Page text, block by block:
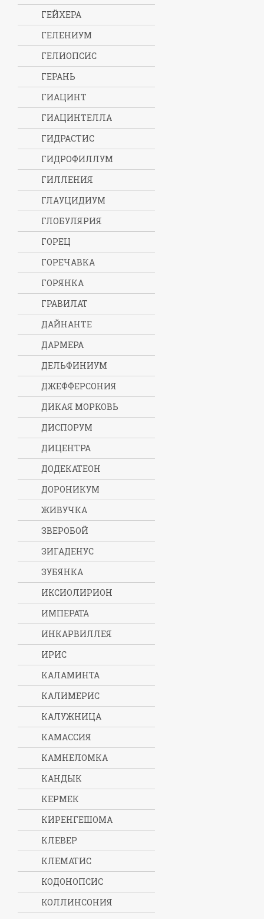
ГЕЙХЕРА
ГЕЛЕНИУМ
ГЕЛИОПСИС
ГЕРАНЬ
ГИАЦИНТ
ГИАЦИНТЕЛЛА
ГИДРАСТИС
ГИДРОФИЛЛУМ
ГИЛЛЕНИЯ
ГЛАУЦИДИУМ
ГЛОБУЛЯРИЯ
ГОРЕЦ
ГОРЕЧАВКА
ГОРЯНКА
ГРАВИЛАТ
ДАЙНАНТЕ
ДАРМЕРА
ДЕЛЬФИНИУМ
ДЖЕФФЕРСОНИЯ
ДИКАЯ МОРКОВЬ
ДИСПОРУМ
ДИЦЕНТРА
ДОДЕКАТЕОН
ДОРОНИКУМ
ЖИВУЧКА
ЗВЕРОБОЙ
ЗИГАДЕНУС
ЗУБЯНКА
ИКСИОЛИРИОН
ИМПЕРАТА
ИНКАРВИЛЛЕЯ
ИРИС
КАЛАМИНТА
КАЛИМЕРИС
КАЛУЖНИЦА
КАМАССИЯ
КАМНЕЛОМКА
КАНДЫК
КЕРМЕК
КИРЕНГЕШОМА
КЛЕВЕР
КЛЕМАТИС
КОДОНОПСИС
КОЛЛИНСОНИЯ